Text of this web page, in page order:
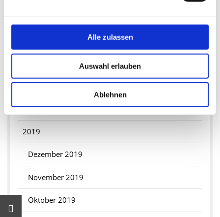
Alle zulassen
Auswahl erlauben
Ablehnen
2020
April 2020
Februar 2020
2019
Dezember 2019
November 2019
Oktober 2019